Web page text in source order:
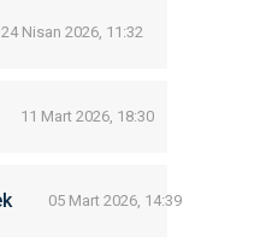
24 Nisan 2026, 11:32
11 Mart 2026, 18:30
05 Mart 2026, 14:39